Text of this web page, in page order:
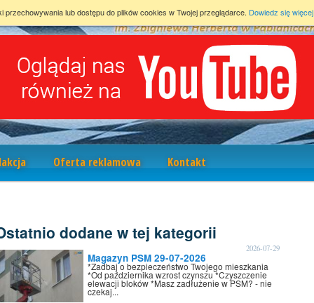
Oferta reklamowa Kontakt
dodane w tej kategorii
Magazyn PSM 29-07-2026
2026-07-29
*Zadbaj o bezpieczeństwo Twojego mieszkania
*Od października wzrost czynszu *Czyszczenie
elewacji bloków *Masz zadłużenie w PSM? - nie
czekaj...
lub dostępu do plików cookies w Twojej przeglądarce. Dowiedz się więcej